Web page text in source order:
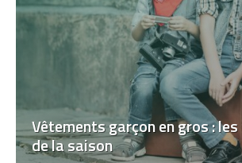
Vêtements garçon en gros :
de la saison